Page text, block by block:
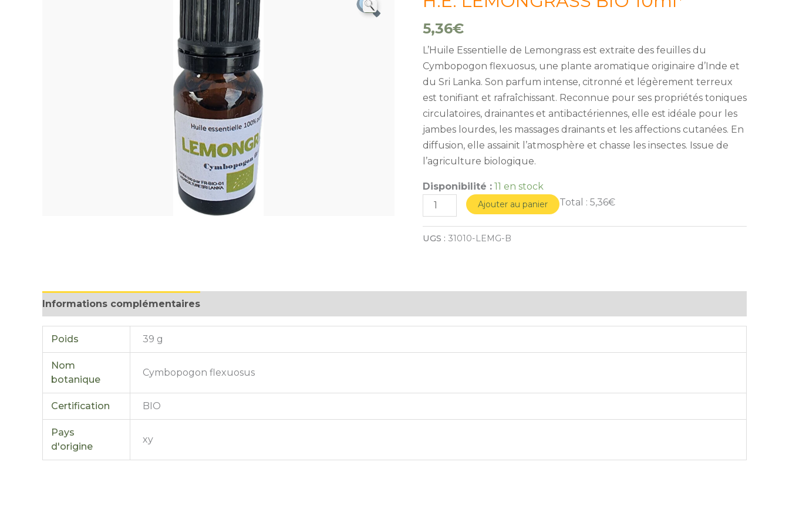
5,36€
L’Huile Essentielle de Lemongrass est extraite des feuilles du
Cymbopogon flexuosus, une plante aromatique originaire d’Inde et
du Sri Lanka. Son parfum intense, citronné et légèrement terreux
est tonifiant et rafraîchissant. Reconnue pour ses propriétés toniques
circulatoires, drainantes et antibactériennes, elle est idéale pour les
jambes lourdes, les massages drainants et les affections cutanées. En
diffusion, elle assainit l’atmosphère et chasse les insectes. Issue de
l’agriculture biologique.
Disponibilité : 11 en stock
de
LEMONGRASS
BIO
10ml*
Ajouter au panier Total :5,36€
UGS : 31010-LEMG-B
Informations complémentaires
Poids 39 g
Nom
botanique
Cymbopogon flexuosus
Certification BIO
Pays
d'origine
xy